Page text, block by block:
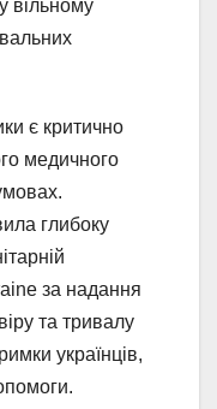
вільному
є критично
медичного
глибоку
за надання
та тривалу
українців,